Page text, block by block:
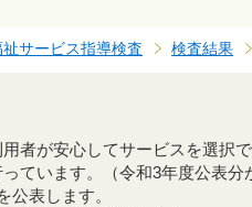
祉サービス指導検査 検査結果
者が安心してサービスを選択
ています。（令和3年度公表分
表します。